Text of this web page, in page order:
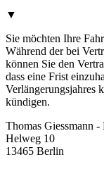
▼
Sie möchten Ihre
Während der bei
können Sie den
dass eine Frist
Verlängerungsjahres
kündigen.
Thomas Giessmann -
Helweg 10
13465 Berlin